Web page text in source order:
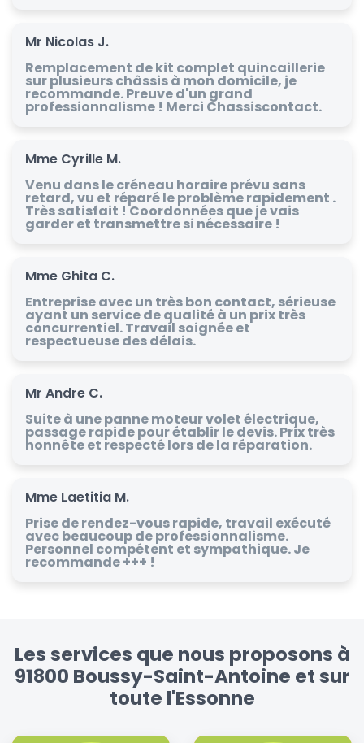
Mr Nicolas J.
Remplacement de kit complet quincaillerie
sur plusieurs châssis à mon domicile, je
recommande. Preuve d'un grand
professionnalisme ! Merci Chassiscontact.
Mme Cyrille M.
Venu dans le créneau horaire prévu sans
retard, vu et réparé le problème rapidement .
Très satisfait ! Coordonnées que je vais
garder et transmettre si nécessaire !
Mme Ghita C.
Entreprise avec un très bon contact, sérieuse
ayant un service de qualité à un prix très
concurrentiel. Travail soignée et
respectueuse des délais.
Mr Andre C.
Suite à une panne moteur volet électrique,
passage rapide pour établir le devis. Prix très
honnête et respecté lors de la réparation.
Mme Laetitia M.
Prise de rendez-vous rapide, travail exécuté
avec beaucoup de professionnalisme.
Personnel compétent et sympathique. Je
recommande +++ !
Les services que nous proposons à
91800 Boussy-Saint-Antoine et sur
toute l'Essonne